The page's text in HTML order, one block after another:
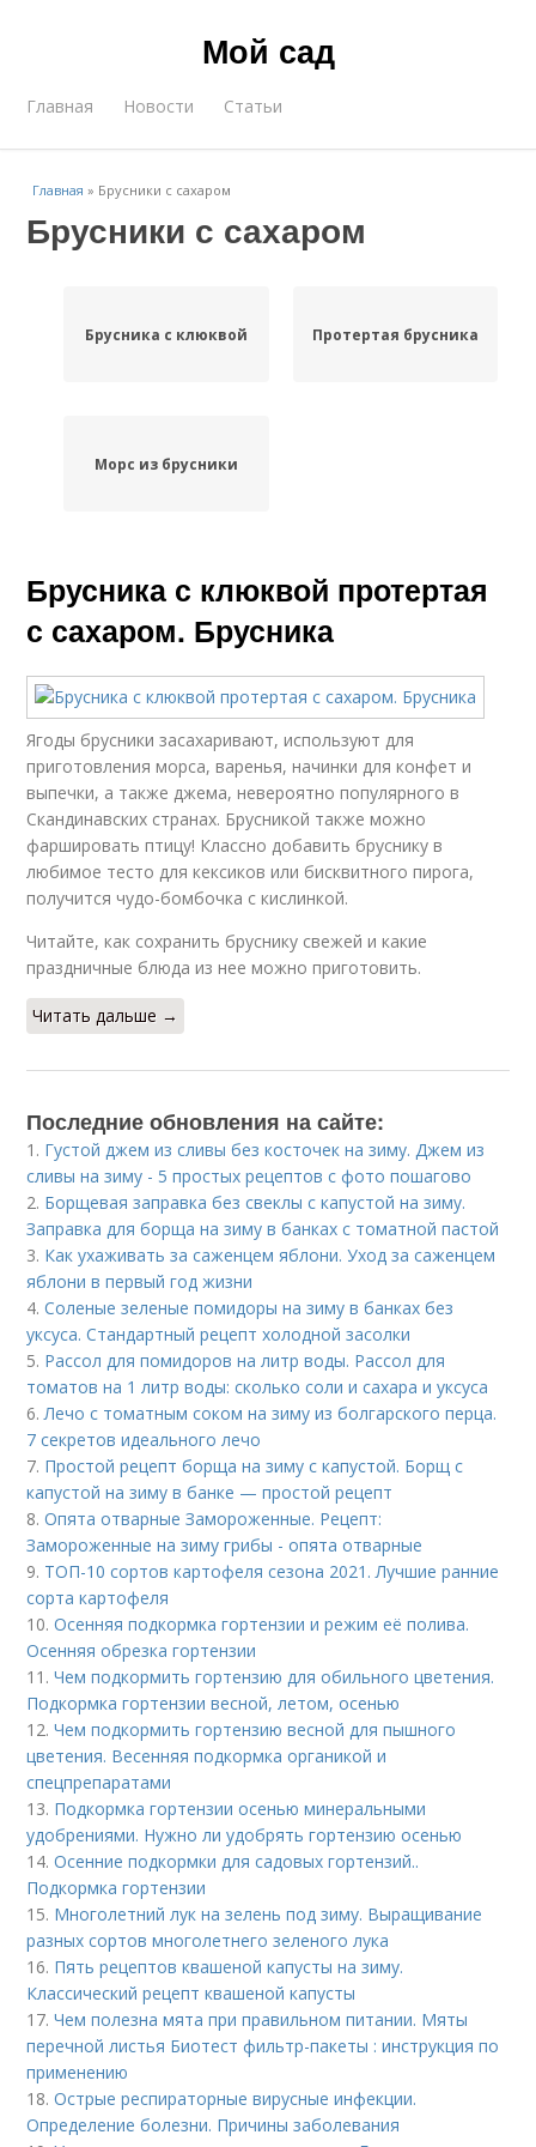
Мой сад
Главная Новости Статьи
Главная » Брусники с сахаром
Брусники с сахаром
Брусника с клюквой Протертая брусника
Морс из брусники
Брусника с клюквой протертая
с сахаром. Брусника
Ягоды брусники засахаривают, используют для
приготовления морса, варенья, начинки для конфет и
выпечки, а также джема, невероятно популярного в
Скандинавских странах. Брусникой также можно
фаршировать птицу! Классно добавить бруснику в
любимое тесто для кексиков или бисквитного пирога,
получится чудо-бомбочка с кислинкой.
Читайте, как сохранить бруснику свежей и какие
праздничные блюда из нее можно приготовить.
Читать дальше →
Последние обновления на сайте:
1. Густой джем из сливы без косточек на зиму. Джем из
сливы на зиму - 5 простых рецептов с фото пошагово
2. Борщевая заправка без свеклы с капустой на зиму.
Заправка для борща на зиму в банках с томатной пастой
3. Как ухаживать за саженцем яблони. Уход за саженцем
яблони в первый год жизни
4.Соленые зеленые помидоры на зиму в банках без
уксуса. Стандартный рецепт холодной засолки
5. Рассол для помидоров на литр воды. Рассол для
томатов на 1 литр воды: сколько соли и сахара и уксуса
6.Лечо с томатным соком на зиму из болгарского перца.
7 секретов идеального лечо
7. Простой рецепт борща на зиму с капустой. Борщ с
капустой на зиму в банке — простой рецепт
8.Опята отварные Замороженные. Рецепт:
Замороженные на зиму грибы - опята отварные
9. ТОП-10 сортов картофеля сезона 2021. Лучшие ранние
сорта картофеля
10.Осенняя подкормка гортензии и режим её полива.
Осенняя обрезка гортензии
11.Чем подкормить гортензию для обильного цветения.
Подкормка гортензии весной, летом, осенью
12.Чем подкормить гортензию весной для пышного
цветения. Весенняя подкормка органикой и
спецпрепаратами
13. Подкормка гортензии осенью минеральными
удобрениями. Нужно ли удобрять гортензию осенью
14.Осенние подкормки для садовых гортензий..
Подкормка гортензии
15. Многолетний лук на зелень под зиму. Выращивание
разных сортов многолетнего зеленого лука
16. Пять рецептов квашеной капусты на зиму.
Классический рецепт квашеной капусты
17.Чем полезна мята при правильном питании. Мяты
перечной листья Биотест фильтр-пакеты : инструкция по
применению
18.Острые респираторные вирусные инфекции.
Определение болезни. Причины заболевания